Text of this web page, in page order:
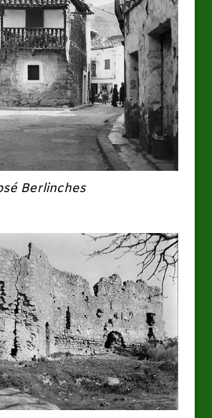
Berlinches